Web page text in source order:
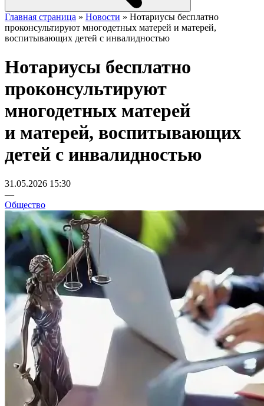
Главная страница » Новости » Нотариусы бесплатно
проконсультируют многодетных матерей и матерей,
воспитывающих детей с инвалидностью
Нотариусы бесплатно
проконсультируют
многодетных матерей
и матерей, воспитывающих
детей с инвалидностью
31.05.2026 15:30
—
Общество